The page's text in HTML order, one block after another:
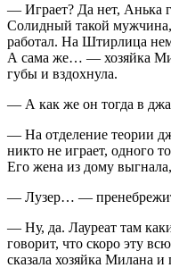
— Играет? Да нет, Анька
Солидный такой
работал. На Штирлица
А сама же… — хозяйка
губы и вздохнула.
— А как же он тогда в
— На отделение теории
никто не играет, одного
Его жена из дому
— Лузер… —
— Ну, да. Лауреат там
говорит, что скоро эту
сказала хозяйка Милана и